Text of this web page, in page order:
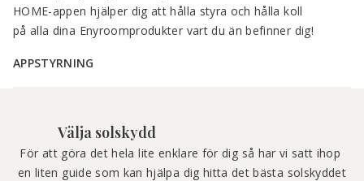
HOME-appen hjälper dig att hålla styra och hålla koll
på alla dina Enyroomprodukter vart du än befinner dig!
APPSTYRNING
Välja solskydd
För att göra det hela lite enklare för dig så har vi satt ihop
en liten guide som kan hjälpa dig hitta det bästa solskyddet